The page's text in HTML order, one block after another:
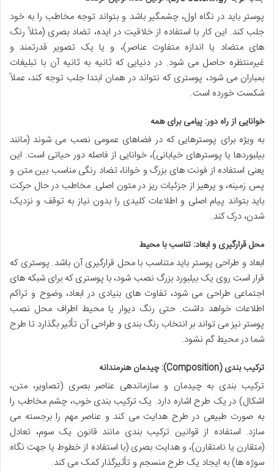
پوستر باید در نگاه اول، چشمگیر باشد و بتواند توجه مخاطب را به خود
جلب کند. این کار با استفاده از خلاقیت در ایده، تضاد بصری (مثلاً رنگ
های متضاد یا اندازه متفاوت عناصر)، و یا یک تصویر قدرتمند و
غیرمنتظره حاصل می شود. در دنیایی که ثانیه به ثانیه آن با تبلیغات
بمباران می شود، پوستری که نتواند در همان ابتدا جلب توجه کند، عملاً
شکست خورده است.
خوانایی از راه دور: پیامی برای همه
به ویژه برای پوسترهایی که در فضاهای عمومی نصب می شوند (مانند
بیلبوردها یا پوسترهای خیابانی)، خوانایی از فاصله دور حیاتی است. این
یعنی استفاده از فونت های بزرگ و خوانا، تضاد رنگی مناسب بین متن و
پس زمینه، و پرهیز از جزئیات ریز در متون اصلی. مخاطب در حال حرکت
باید بتواند پیام اصلی و اطلاعات کلیدی را بدون نیاز به توقف و نزدیک
شدن، درک کند.
محل قرارگیری و ابعاد: تناسب با محیط
ابعاد و طراحی پوستر باید متناسب با محل قرارگیری آن باشد. پوستری که
قرار است روی یک بیلبورد بزرگ نصب شود، با پوستری که برای شبکه های
اجتماعی طراحی می شود، تفاوت های بنیادی در ابعاد، وضوح و تراکم
اطلاعات خواهد داشت. حتی رنگ دیوار یا محیط اطراف محل نصب
پوستر نیز می تواند بر انتخاب رنگ بندی و طراحی آن تأثیر بگذارد تا طرح
شما در محیط گم نشود.
ترکیب بندی (Composition): چیدمان هنرمندانه
ترکیب بندی به چیدمان و سازماندهی عناصر بصری (تصاویر، متن،
اشکال) در یک طرح اشاره دارد. یک ترکیب بندی خوب، چشم مخاطب را
به صورت طبیعی در طرح هدایت می کند و عناصر مهم را برجسته می
سازد. استفاده از قوانین ترکیب بندی مانند قانون یک سوم، تعادل
(متقارن یا نامتقارن)، و هدایت بصری (با استفاده از خطوط یا جهت نگاه
سوژه ها) به ایجاد یک طرح منسجم و تأثیرگذار کمک می کند.